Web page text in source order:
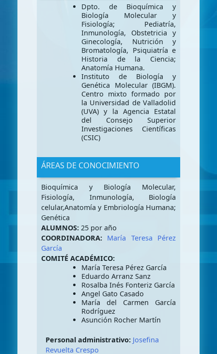
Dpto. de Bioquímica y
Biología Molecular y
Fisiología; Pediatría,
Inmunología, Obstetricia y
Ginecología, Nutrición y
Bromatología, Psiquiatría e
Historia de la Ciencia;
Anatomía Humana.
Instituto de Biología y
Genética Molecular (IBGM).
Centro mixto formado por
la Universidad de Valladolid
(UVA) y la Agencia Estatal
del Consejo Superior
Investigaciones Científicas
(CSIC)
ÁREAS DE CONOCIMIENTO
Bioquímica y Biología Molecular,
Fisiología, Inmunología, Biología
celular,Anatomía y Embriología Humana;
Genética
ALUMNOS: 25 por año
COORDINADORA: María Teresa Pérez
García
COMITÉ ACADÉMICO:
María Teresa Pérez García
Eduardo Arranz Sanz
Rosalba Inés Fonteriz García
Angel Gato Casado
María del Carmen García
Rodríguez
Asunción Rocher Martín
Personal administrativo: Josefina
Revuelta Crespo